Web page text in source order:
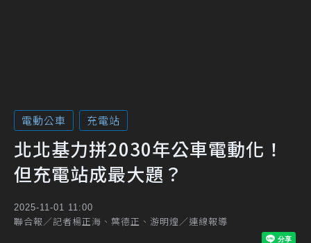
電動公車 充電站
北北基力拼2030年公車電動化！
但充電站成最大題？
2025-11-01 11:00
聯合報／記者楊正海、葉德正、游明煌／連線報導